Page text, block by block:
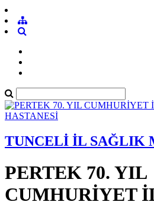
TUNCELİ İL SAĞLIK
PERTEK 70. YIL
CUMHURİYET